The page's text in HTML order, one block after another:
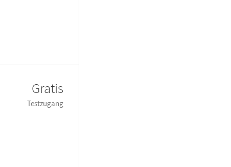
Gratis
Testzugang